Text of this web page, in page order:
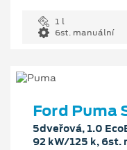
1 l
6st. manuální
Ford Puma
5dveřová, 1.0
92 kW/125 k, 6st.